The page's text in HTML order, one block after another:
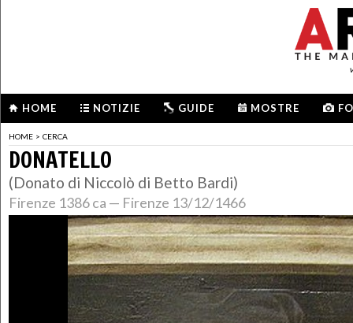
HOME NOTIZIE GUIDE MOSTRE
HOME > CERCA
DONATELLO
(Donato di Niccolò di Betto Bardi)
Firenze 1386 ca — Firenze 13/12/1466